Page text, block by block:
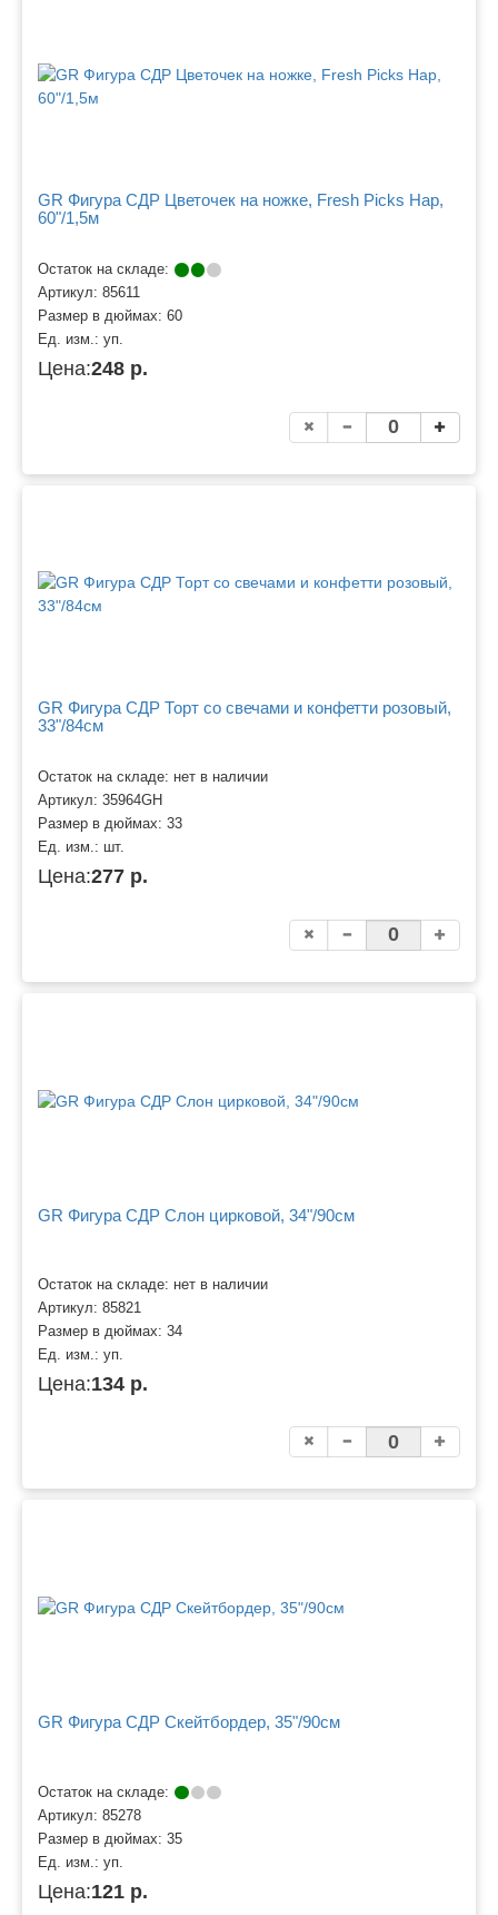
GR Фигура СДР Цветочек на ножке, Fresh Picks Hap,
60"/1,5м
Остаток на складе:
Артикул: 85611
Размер в дюймах: 60
Ед. изм.: уп.
Цена:248 р.
GR Фигура СДР Торт со свечами и конфетти розовый,
33"/84см
Остаток на складе: нет в наличии
Артикул: 35964GH
Размер в дюймах: 33
Ед. изм.: шт.
Цена:277 р.
GR Фигура СДР Слон цирковой, 34"/90см
Остаток на складе: нет в наличии
Артикул: 85821
Размер в дюймах: 34
Ед. изм.: уп.
Цена:134 р.
GR Фигура СДР Скейтбордер, 35"/90см
Остаток на складе:
Артикул: 85278
Размер в дюймах: 35
Ед. изм.: уп.
Цена:121 р.